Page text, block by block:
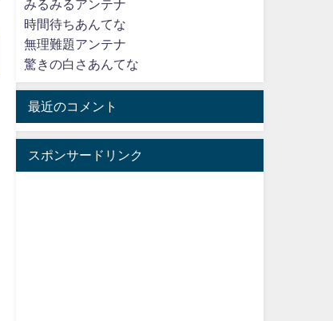
みるみるアンテナ
時間待ちあんてな
無理難題アンテナ
驚きの白さあんてな
最近のコメント
スポンサードリンク